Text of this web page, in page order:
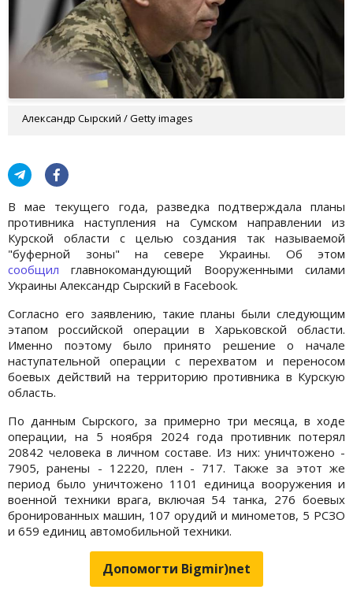
Александр Сырский / Getty images
В мае текущего года, разведка подтверждала планы
противника наступления на Сумском направлении из
Курской области с целью создания так называемой
"буферной зоны" на севере Украины. Об этом
сообщил главнокомандующий Вооруженными силами
Украины Александр Сырский в Facebook.
Согласно его заявлению, такие планы были следующим
этапом российской операции в Харьковской области.
Именно поэтому было принято решение о начале
наступательной операции с перехватом и переносом
боевых действий на территорию противника в Курскую
область.
По данным Сырского, за примерно три месяца, в ходе
операции, на 5 ноября 2024 года противник потерял
20842 человека в личном составе. Из них: уничтожено -
7905, ранены - 12220, плен - 717. Также за этот же
период было уничтожено 1101 единица вооружения и
военной техники врага, включая 54 танка, 276 боевых
бронированных машин, 107 орудий и минометов, 5 РСЗО
и 659 единиц автомобильной техники.
Допомогти Bigmir)net